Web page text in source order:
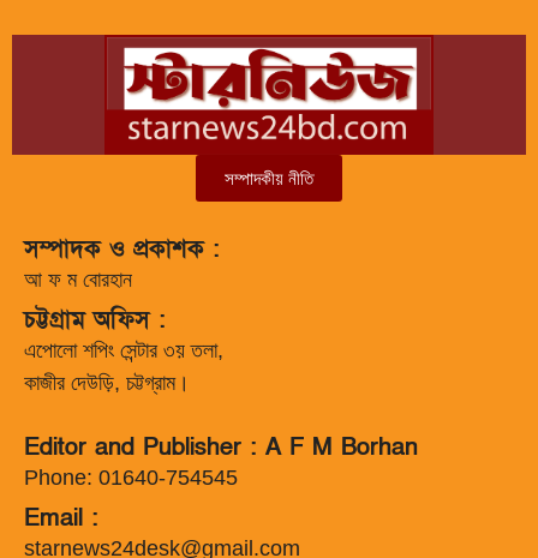
সম্পাদকীয় নীতি
সম্পাদক ও প্রকাশক :
আ ফ ম বোরহান
চট্টগ্রাম অফিস :
এপোলো শপিং সেন্টার ৩য় তলা,
কাজীর দেউড়ি, চট্টগ্রাম।
Editor and Publisher : A F M Borhan
Phone: 01640-754545
Email :
starnews24desk@gmail.com